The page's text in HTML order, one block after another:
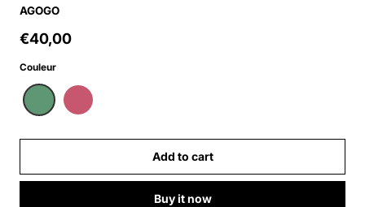
AGOGO
Regular price
€40,00
Couleur
Add to cart
Buy it now